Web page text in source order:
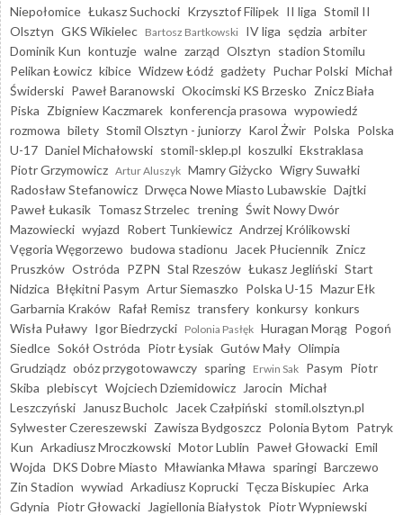
Niepołomice Łukasz Suchocki Krzysztof Filipek II liga Stomil II
Olsztyn GKS Wikielec Bartosz Bartkowski IV liga sędzia arbiter
Dominik Kun kontuzje walne zarząd Olsztyn stadion Stomilu
Pelikan Łowicz kibice Widzew Łódź gadżety Puchar Polski Michał
Świderski Paweł Baranowski Okocimski KS Brzesko Znicz Biała
Piska Zbigniew Kaczmarek konferencja prasowa wypowiedź
rozmowa bilety Stomil Olsztyn - juniorzy Karol Żwir Polska Polska
U-17 Daniel Michałowski stomil-sklep.pl koszulki Ekstraklasa
Piotr Grzymowicz Artur Aluszyk Mamry Giżycko Wigry Suwałki
Radosław Stefanowicz Drwęca Nowe Miasto Lubawskie Dajtki
Paweł Łukasik Tomasz Strzelec trening Świt Nowy Dwór
Mazowiecki wyjazd Robert Tunkiewicz Andrzej Królikowski
Vęgoria Węgorzewo budowa stadionu Jacek Płuciennik Znicz
Pruszków Ostróda PZPN Stal Rzeszów Łukasz Jegliński Start
Nidzica Błękitni Pasym Artur Siemaszko Polska U-15 Mazur Ełk
Garbarnia Kraków Rafał Remisz transfery konkursy konkurs
Wisła Puławy Igor Biedrzycki Polonia Pasłęk Huragan Morąg Pogoń
Siedlce Sokół Ostróda Piotr Łysiak Gutów Mały Olimpia
Grudziądz obóz przygotowawczy sparing Erwin Sak Pasym Piotr
Skiba plebiscyt Wojciech Dziemidowicz Jarocin Michał
Leszczyński
Janusz Bucholc Jacek Czałpiński stomil.olsztyn.pl
Sylwester Czereszewski Zawisza Bydgoszcz Polonia Bytom Patryk
Kun Arkadiusz Mroczkowski Motor Lublin Paweł Głowacki Emil
Wojda DKS Dobre Miasto Mławianka Mława sparingi Barczewo
Zin Stadion wywiad Arkadiusz Koprucki Tęcza Biskupiec Arka
Gdynia Piotr Głowacki Jagiellonia Białystok Piotr Wypniewski